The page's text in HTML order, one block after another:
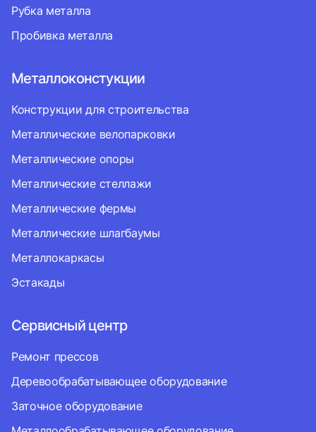
Рубка металла
Пробивка металла
Металлоконстукции
Конструкции для строительства
Металлические велопарковки
Металлические опоры
Металлические стеллажи
Металлические фермы
Металлические шлагбаумы
Металлокаркасы
Эстакады
Сервисный центр
Ремонт прессов
Деревообрабатывающее оборудование
Заточное оборудование